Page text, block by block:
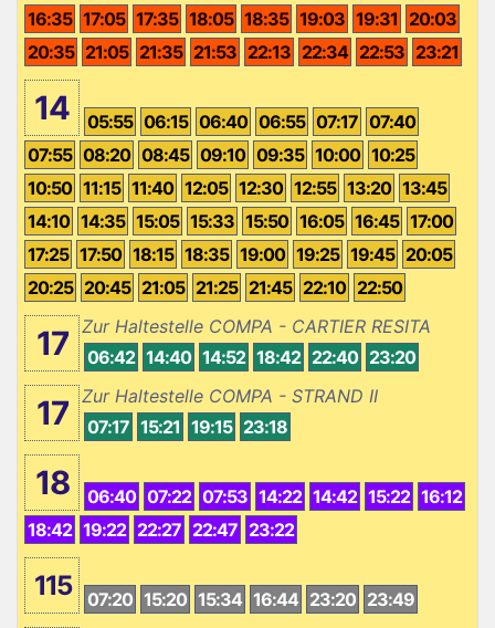
16:35 17:05 17:35 18:05 18:35 19:03 19:31 20:03
20:35 21:05 21:35 21:53 22:13 22:34 22:53 23:21
14 05:55 06:15 06:40 06:55 07:17 07:40
07:55 08:20 08:45 09:10 09:35 10:00 10:25
10:50 11:15 11:40 12:05 12:30 12:55 13:20 13:45
14:10 14:35 15:05 15:33 15:50 16:05 16:45 17:00
17:25 17:50 18:15 18:35 19:00 19:25 19:45 20:05
20:25 20:45 21:05 21:25 21:45 22:10 22:50
17
Zur Haltestelle COMPA - CARTIER RESITA
06:42 14:40 14:52 18:42 22:40 23:20
17
Zur Haltestelle COMPA - STRAND II
07:17 15:21 19:15 23:18
18 06:40 07:22 07:53 14:22 14:42 15:22 16:12
18:42 19:22 22:27 22:47 23:22
115 07:20 15:20 15:34 16:44 23:20 23:49